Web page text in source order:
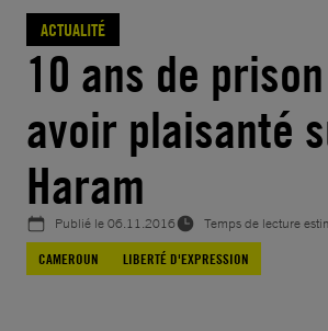
ACTUALITÉ
10 ans de
avoir plaisanté
Haram
Publié le06.11.2016
Temps de lecture
CAMEROUN
LIBERTÉ D'EXPRESSION